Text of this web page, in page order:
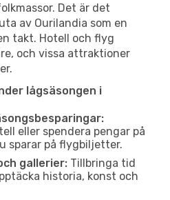
Det är det
av Ourilandia som en
takt. Hotell och flyg
och vissa attraktioner
lågsäsongen i
eller spendera pengar på
sparar på flygbiljetter.
gallerier: Tillbringa tid
historia, konst och